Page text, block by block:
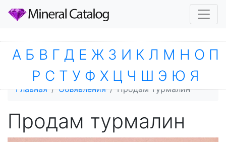
Главная Объявления Продам турмалин
Продам турмалин
А Б В Г Д Е Ж З И К Л М Н О П
Р С Т У Ф Х Ц Ч Ш Э Ю Я